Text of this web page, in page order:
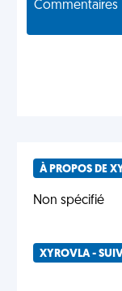
Commentaires
À PROPOS DE
Non spécifié
XYROVLA -